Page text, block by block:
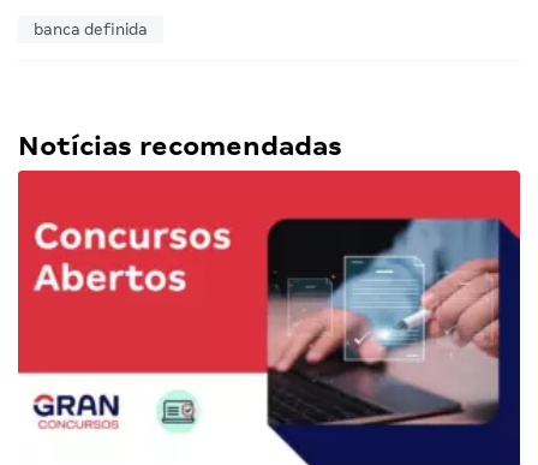
banca definida
Notícias recomendadas